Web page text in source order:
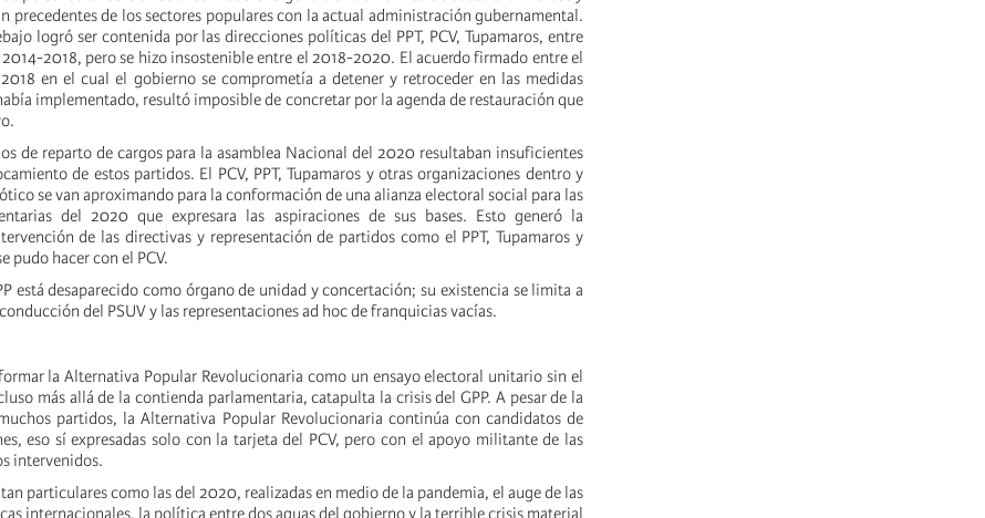
precedentes de los sectores populares con la actual administración gubernamental.
logró ser contenida por las direcciones políticas del PPT, PCV, Tupamaros, entre
2018, pero se hizo insostenible entre el 2018-2020. El acuerdo firmado entre el
en el cual el gobierno se comprometía a detener y retroceder en las medidas
implementado, resultó imposible de concretar por la agenda de restauración que
de reparto de cargos para la asamblea Nacional del 2020 resultaban insuficientes
de estos partidos. El PCV, PPT, Tupamaros y otras organizaciones dentro y
se van aproximando para la conformación de una alianza electoral social para las
del 2020 que expresara las aspiraciones de sus bases. Esto generó la
de las directivas y representación de partidos como el PPT, Tupamaros y
pudo hacer con el PCV.
está desaparecido como órgano de unidad y concertación; su existencia se limita a
del PSUV y las representaciones ad hoc de franquicias vacías.
la Alternativa Popular Revolucionaria como un ensayo electoral unitario sin el
más allá de la contienda parlamentaria, catapulta la crisis del GPP. A pesar de la
partidos, la Alternativa Popular Revolucionaria continúa con candidatos de
eso sí expresadas solo con la tarjeta del PCV, pero con el apoyo militante de las
intervenidos.
particulares como las del 2020, realizadas en medio de la pandemia, el auge de las